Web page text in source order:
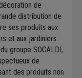
de
distribution de
ses produits aux
et aux jardiniers.
groupe SOCALDI,
de
des produits non